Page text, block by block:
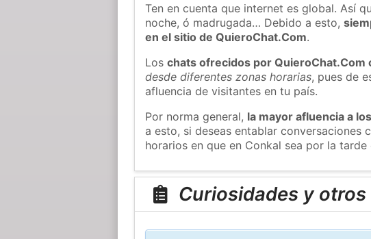
Ten en cuenta que internet es global. Así
noche, ó madrugada… Debido a esto,
en el sitio de QuieroChat.Com.
Loschats ofrecidos por QuieroChat.Com
desde diferentes zonas horarias, pues de
afluencia de visitantes en tu país.
Por norma general, la mayor afluencia a
a esto, si deseas entablar conversaciones
horarios en que en Conkal sea por la tarde
Curiosidades y